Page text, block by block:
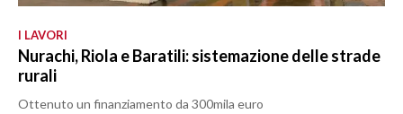
I LAVORI
Nurachi, Riola e Baratili: sistemazione delle strade
rurali
Ottenuto un finanziamento da 300mila euro